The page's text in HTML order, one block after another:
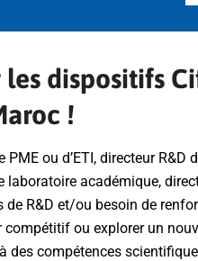
dispositifs
!
ou d’ETI, directeur R&D
laboratoire académique,
de R&D et/ou besoin de
compétitif ou explorer un
des compétences